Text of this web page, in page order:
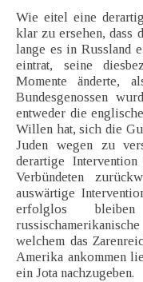
Wie eitel eine
klar zu ersehen, dass
lange es in Russland
eintrat, seine
Momente änderte,
Bundesgenossen
entweder die
Willen hat, sich die
Juden wegen zu
derartige
Verbündeten
auswärtige
erfolglos
welchem das
Amerika ankommen
ein Jota nachzugeben.